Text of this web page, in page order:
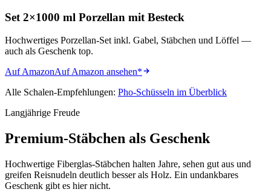
Set 2×1000 ml Porzellan mit Besteck
Hochwertiges Porzellan-Set inkl. Gabel, Stäbchen und Löffel —
auch als Geschenk top.
Auf AmazonAuf Amazon ansehen*
Alle Schalen-Empfehlungen: Pho-Schüsseln im Überblick
Langjährige Freude
Premium-Stäbchen als Geschenk
Hochwertige Fiberglas-Stäbchen halten Jahre, sehen gut aus und
greifen Reisnudeln deutlich besser als Holz. Ein undankbares
Geschenk gibt es hier nicht.